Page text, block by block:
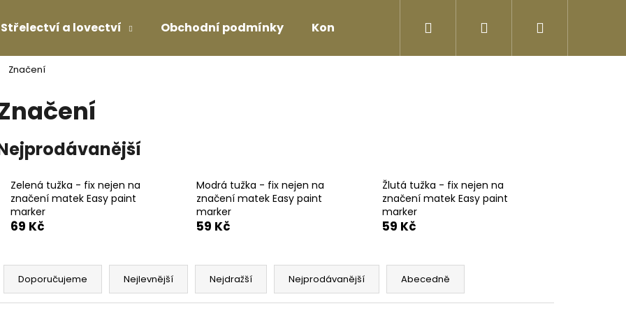
Střelectví a lovectví Obchodní podmínky Kontakty Přihlášení
Značení
Zelená tužka - fix nejen na
značení matek Easy paint
marker
69 Kč
Modrá tužka - fix nejen na
značení matek Easy paint
marker
59 Kč
Žlutá tužka - fix nejen na
značení matek Easy paint
marker
59 Kč
Ř
Doporučujeme Nejlevnější Nejdražší Nejprodávanější Abecedně
Co potřebujete najít?
Doporučujeme